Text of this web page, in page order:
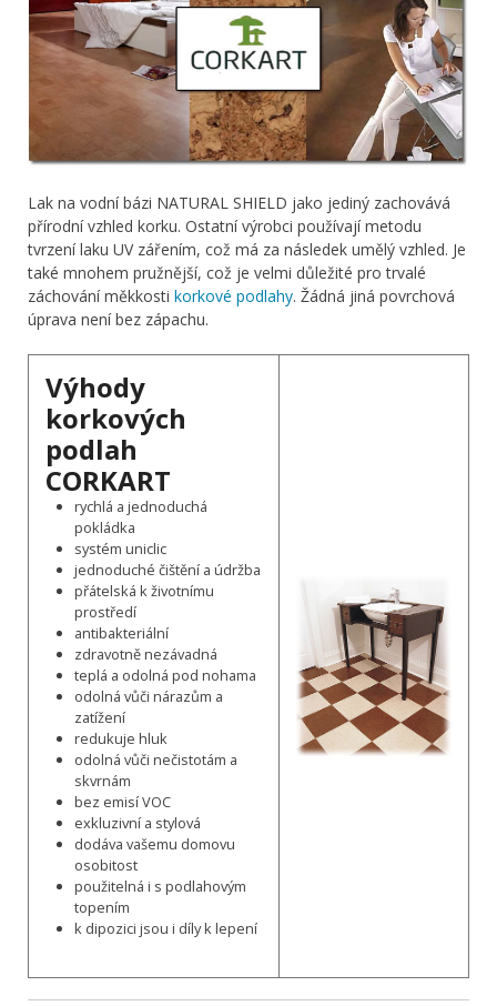
Lak na vodní bázi NATURAL SHIELD jako jediný zachovává
přírodní vzhled korku. Ostatní výrobci používají metodu
tvrzení laku UV zářením, což má za následek umělý vzhled. Je
také mnohem pružnější, což je velmi důležité pro trvalé
záchování měkkosti korkové podlahy. Žádná jiná povrchová
úprava není bez zápachu.
Výhody
korkových
podlah
CORKART
rychlá a jednoduchá
pokládka
systém uniclic
jednoduché čištění a údržba
přátelská k životnímu
prostředí
antibakteriální
zdravotně nezávadná
teplá a odolná pod nohama
odolná vůči nárazům a
zatížení
redukuje hluk
odolná vůči nečistotám a
skvrnám
bez emisí VOC
exkluzivní a stylová
dodáva vašemu domovu
osobitost
použitelná i s podlahovým
topením
k dipozici jsou i díly k lepení